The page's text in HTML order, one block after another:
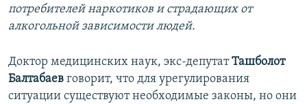
потребителей наркотиков и страдающих от
алкогольной зависимости людей.
Доктор медицинских наук, экс-депутатТашболот
Балтабаев говорит, что для урегулирования
ситуации существуют необходимые законы, но они